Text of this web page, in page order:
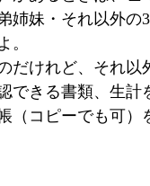
姉妹・それ以外の
。
けれど、それ以
できる書類、生計
（コピーでも可）